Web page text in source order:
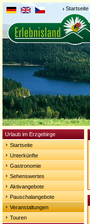
Startseite
Urlaub im Erzgebirge
Startseite
Unterkünfte
Gastronomie
Sehenswertes
Aktivangebote
Pauschalangebote
Veranstaltungen
Touren